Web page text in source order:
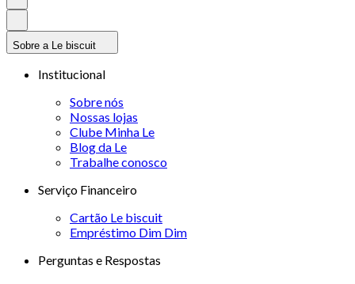
Sobre a Le biscuit
Institucional
Sobre nós
Nossas lojas
Clube Minha Le
Blog da Le
Trabalhe conosco
Serviço Financeiro
Cartão Le biscuit
Empréstimo Dim Dim
Perguntas e Respostas